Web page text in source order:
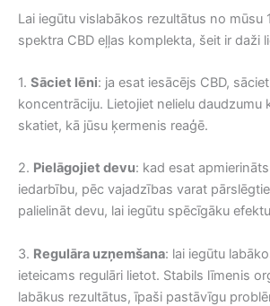
Lai iegūtu vislabākos rezultātus no mūsu
spektra CBD eļļas komplekta, šeit ir daži
1. Sāciet lēni: ja esat iesācējs CBD,
koncentrāciju. Lietojiet nelielu daudzumu
skatiet, kā jūsu ķermenis reaģē.
2. Pielāgojiet devu: kad esat
iedarbību, pēc vajadzības varat
palielināt devu, lai iegūtu spēcīgāku
3. Regulāra uzņemšana: lai iegūtu
ieteicams regulāri lietot. Stabils līmenis
labākus rezultātus, īpaši pastāvīgu